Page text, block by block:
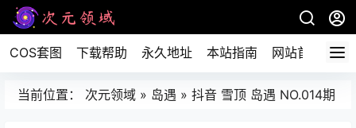
COS套图 下载帮助 永久地址 本站指南 网站首页
当前位置： 次元领域 » 岛遇 » 抖音 雪顶 岛遇 NO.014期